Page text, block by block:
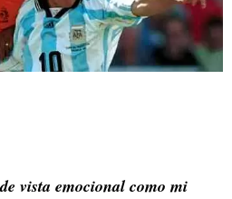
vista emocional como mi